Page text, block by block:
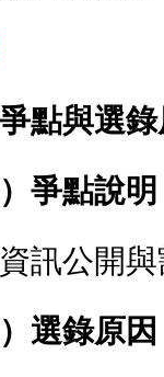
點與選
）爭點說明
訊公開
）選錄原因